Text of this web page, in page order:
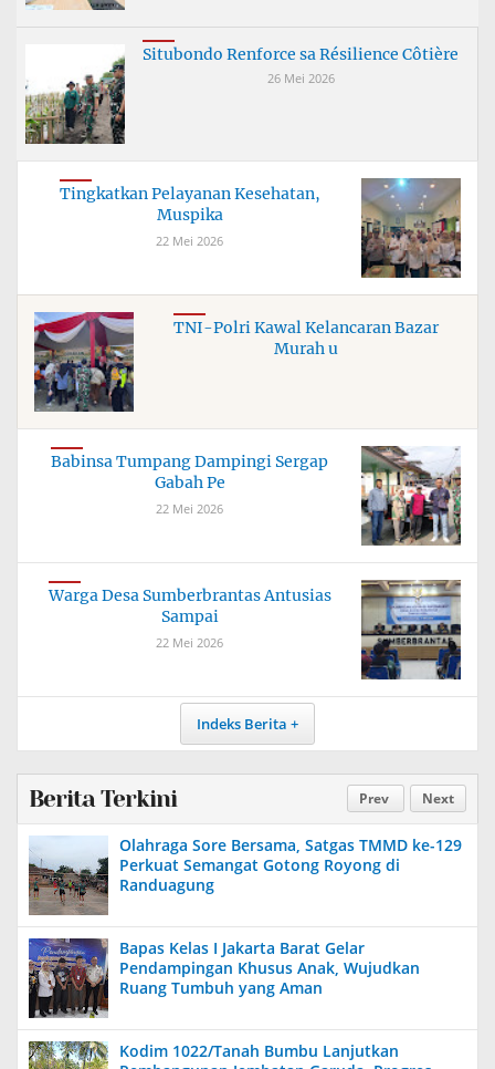
Situbondo Renforce sa Résilience Côtière
26 Mei 2026
Tingkatkan Pelayanan Kesehatan,
Muspika
22 Mei 2026
TNI-Polri Kawal Kelancaran Bazar
Murah u
Babinsa Tumpang Dampingi Sergap
Gabah Pe
22 Mei 2026
Warga Desa Sumberbrantas Antusias
Sampai
22 Mei 2026
Indeks Berita
Prev Next
Berita Terkini
Olahraga Sore Bersama, Satgas TMMD ke-129
Perkuat Semangat Gotong Royong di
Randuagung
Bapas Kelas I Jakarta Barat Gelar
Pendampingan Khusus Anak, Wujudkan
Ruang Tumbuh yang Aman
Kodim 1022/Tanah Bumbu Lanjutkan